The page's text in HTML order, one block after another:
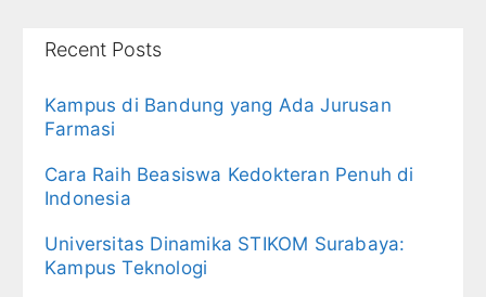
Recent Posts
Kampus di Bandung yang Ada Jurusan
Farmasi
Cara Raih Beasiswa Kedokteran Penuh di
Indonesia
Universitas Dinamika STIKOM Surabaya:
Kampus Teknologi